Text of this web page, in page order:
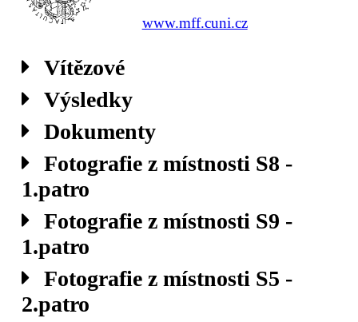
www.mff.cuni.cz
Vítězové
Výsledky
Dokumenty
Fotografie z místnosti S8 -
1.patro
Fotografie z místnosti S9 -
1.patro
Fotografie z místnosti S5 -
2.patro